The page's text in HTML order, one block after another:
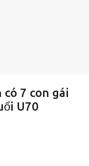
có 7 con gái
U70